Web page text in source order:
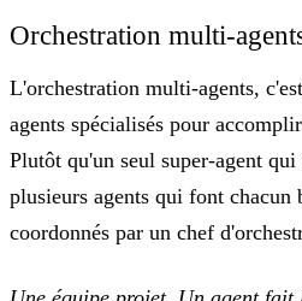
Orchestration multi-
L'orchestration multi-agents, c'est
agents spécialisés pour
Plutôt qu'un seul super-agent
plusieurs agents qui font chacun
coordonnés par un chef